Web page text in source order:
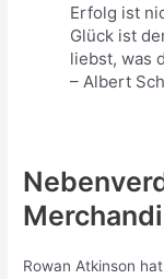
Erfolg ist
Glück ist
liebst, was
– Albert
Rowan Atkinson